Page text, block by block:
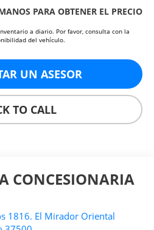
PARA OBTENER EL PRECIO
a diario. Por favor, consulta con la
del vehículo.
UN ASESOR
TO CALL
CONCESIONARIA
1816. El Mirador Oriental